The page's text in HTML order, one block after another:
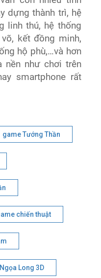
dựng thành trì, hệ
linh thú, hệ thống
kết đồng minh,
hộ phù,…và hơn
nền như chơi trên
smartphone rất
game Tướng Thần
chiến thuật
Ngọa Long 3D